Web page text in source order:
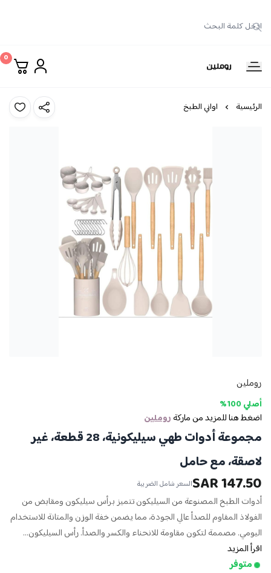
روملين
0
الرئيسية اواني الطبخ
روملين
أصلي 100%
اضغط هنا للمزيد من ماركةروملين
مجموعة أدوات طهي سيليكونية، 28 قطعة، غير
لاصقة، مع حامل
147.50 SAR السعر شامل الضريبة
أدوات الطبخ المصنوعة من السيليكون تتميز برأس سيليكون ومقابض من
الفولاذ المقاوم للصدأ عالي الجودة، مما يضمن خفة الوزن والمتانة للاستخدام
اليومي. مصممة لتكون مقاومة للانحناء والكسر والصدأ. رأس السيليكون...
اقرأ المزيد
متوفر